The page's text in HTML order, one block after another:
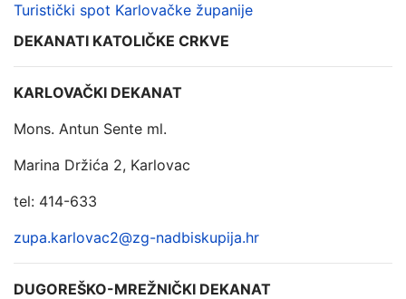
Turistički spot Karlovačke županije
DEKANATI KATOLIČKE CRKVE
KARLOVAČKI DEKANAT
Mons. Antun Sente ml.
Marina Držića 2, Karlovac
tel: 414-633
zupa.karlovac2@zg-nadbiskupija.hr
DUGOREŠKO-MREŽNIČKI DEKANAT